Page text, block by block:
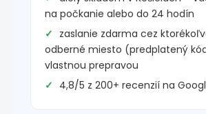
na počkanie alebo do 24 hodín
zaslanie zdarma cez
odberné miesto (predplatený
vlastnou prepravou
4,8/5 z 200+ recenzií na